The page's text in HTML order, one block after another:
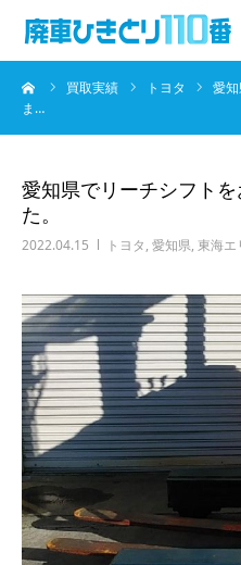
買取実績 トヨタ
愛
ま…
愛知県でリーチシフト
た。
2022.04.15 トヨタ, 愛知県, 東海エ
廃車･事故車の買取
お知らせ
会社概要
お問い合わせ